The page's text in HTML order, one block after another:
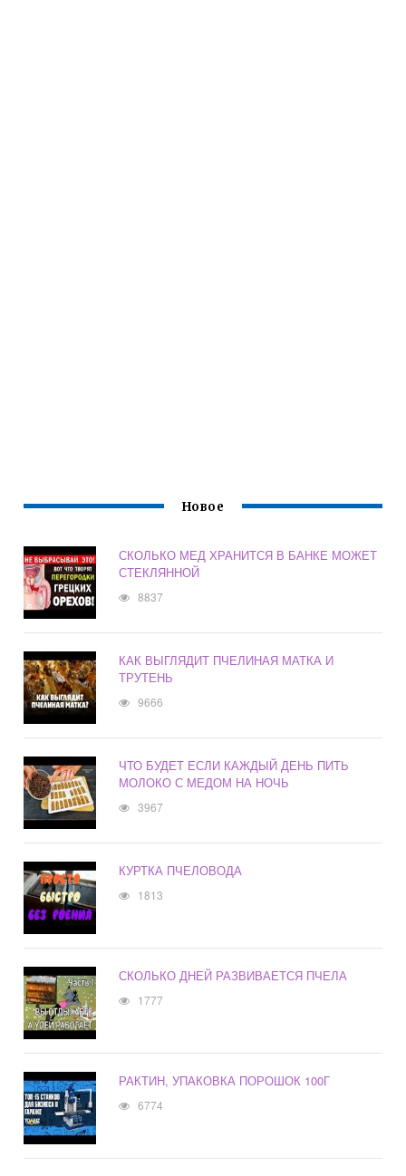
Новое
СКОЛЬКО МЕД ХРАНИТСЯ В БАНКЕ МОЖЕТ
СТЕКЛЯННОЙ
8837
КАК ВЫГЛЯДИТ ПЧЕЛИНАЯ МАТКА И
ТРУТЕНЬ
9666
ЧТО БУДЕТ ЕСЛИ КАЖДЫЙ ДЕНЬ ПИТЬ
МОЛОКО С МЕДОМ НА НОЧЬ
3967
КУРТКА ПЧЕЛОВОДА
1813
СКОЛЬКО ДНЕЙ РАЗВИВАЕТСЯ ПЧЕЛА
1777
РАКТИН, УПАКОВКА ПОРОШОК 100Г
6774